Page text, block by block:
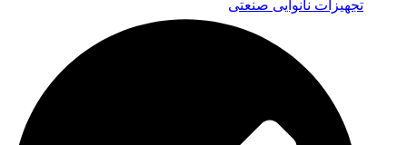
تجهیزات نانوایی صنعتی